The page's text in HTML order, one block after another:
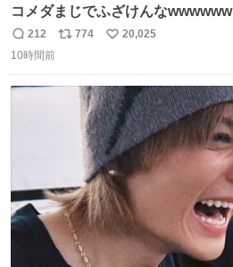
コメダまじでふざけんなwwwwww
返
信
212
リ
774
い
数
20,025
10時間前